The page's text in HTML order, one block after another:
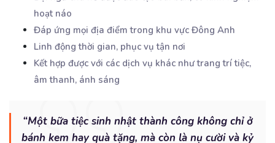
hoạt náo
Đáp ứng mọi địa điểm trong khu vực Đông Anh
Linh động thời gian, phục vụ tận nơi
Kết hợp được với các dịch vụ khác như trang trí tiệc,
âm thanh, ánh sáng
“Một bữa tiệc sinh nhật thành công không chỉ ở
bánh kem hay quà tặng, mà còn là nụ cười và kỷ